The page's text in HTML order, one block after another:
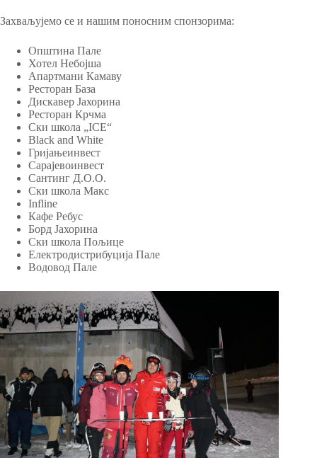
Захваљујемо се и нашим поносним спонзорима:
Општина Пале
Хотел Небојша
Апартмани Камаву
Ресторан База
Дискавер Јахорина
Ресторан Крчма
Ски школа „ICE“
Black and White
Гријањеинвест
Сарајевоинвест
Сантинг Д.О.О.
Ски школа Макс
Infline
Кафе Ребус
Борд Јахорина
Ски школа Пољице
Електродистрибуција Пале
Водовод Пале